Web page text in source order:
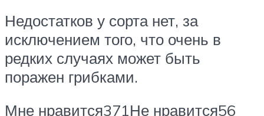
Недостатков у сорта нет, за
исключением того, что очень в
редких случаях может быть
поражен грибками.
Мне нравится371Не нравится56